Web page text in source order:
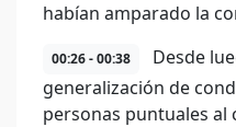
habían amparado la
00:26 - 00:38
Desde
generalización de
personas puntuales al